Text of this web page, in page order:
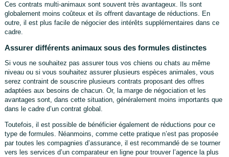
Ces contrats multi-animaux sont souvent très avantageux. Ils sont
globalement moins coûteux et ils offrent davantage de réductions. En
outre, il est plus facile de négocier des intérêts supplémentaires dans ce
cadre.
Assurer différents animaux sous des formules distinctes
Si vous ne souhaitez pas assurer tous vos chiens ou chats au même
niveau ou si vous souhaitez assurer plusieurs espèces animales, vous
serez contraint de souscrire plusieurs contrats proposant des offres
adaptées aux besoins de chacun. Or, la marge de négociation et les
avantages sont, dans cette situation, généralement moins importants que
dans le cadre d’un contrat global.
Toutefois, il est possible de bénéficier également de réductions pour ce
type de formules. Néanmoins, comme cette pratique n’est pas proposée
par toutes les compagnies d’assurance, il est recommandé de se tourner
vers les services d’un comparateur en ligne pour trouver l’agence la plus